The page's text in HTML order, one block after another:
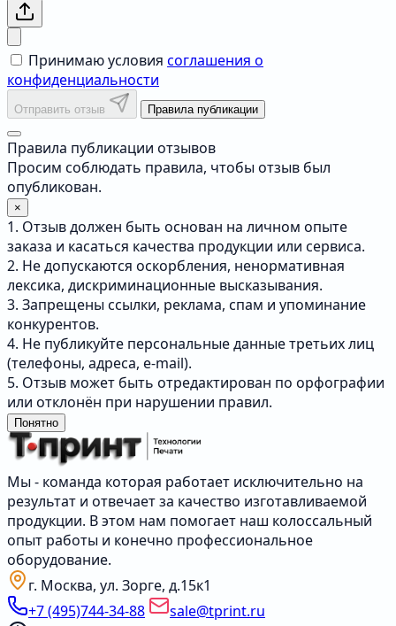
Принимаю условия соглашения о
конфиденциальности
Отправить отзыв Правила публикации
Правила публикации отзывов
Просим соблюдать правила, чтобы отзыв был
опубликован.
×
1. Отзыв должен быть основан на личном опыте
заказа и касаться качества продукции или сервиса.
2. Не допускаются оскорбления, ненормативная
лексика, дискриминационные высказывания.
3. Запрещены ссылки, реклама, спам и упоминание
конкурентов.
4. Не публикуйте персональные данные третьих лиц
(телефоны, адреса, e-mail).
5. Отзыв может быть отредактирован по орфографии
или отклонён при нарушении правил.
Понятно
Мы - команда которая работает исключительно на
результат и отвечает за качество изготавливаемой
продукции. В этом нам помогает наш колоссальный
опыт работы и конечно профессиональное
оборудование.
г. Москва, ул. Зорге, д.15к1
+7 (495)744-34-88
sale@tprint.ru